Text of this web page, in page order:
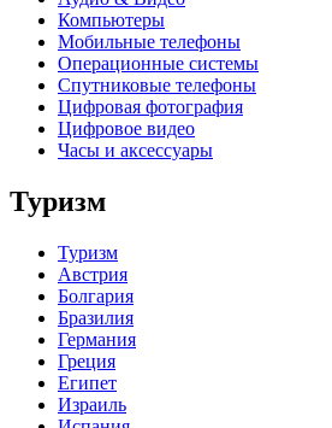
Компьютеры
Мобильные телефоны
Операционные системы
Спутниковые телефоны
Цифровая фотография
Цифровое видео
Часы и аксессуары
Туризм
Туризм
Австрия
Болгария
Бразилия
Германия
Греция
Египет
Израиль